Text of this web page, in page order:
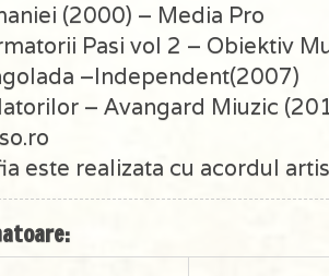
(2000) – Media Pro
Pasi vol 2 – Obiektiv
–Independent(2007)
– Avangard Miuzic
este realizata cu acordul